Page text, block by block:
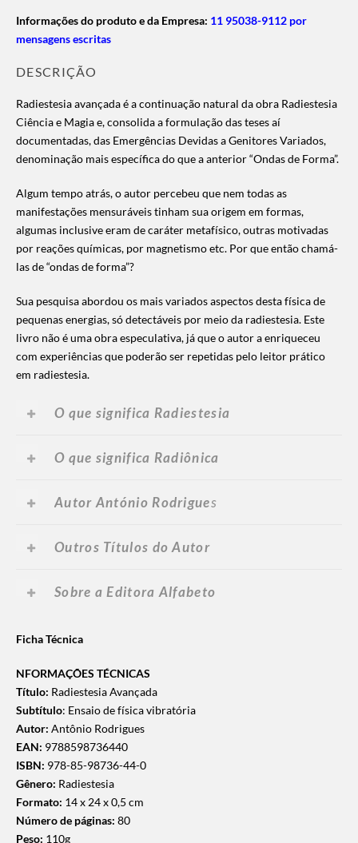
Informações do produto e da Empresa: 11 95038-9112 por
mensagens escritas
DESCRIÇÃO
Radiestesia avançada é a continuação natural da obra Radiestesia
Ciência e Magia e, consolida a formulação das teses aí
documentadas, das Emergências Devidas a Genitores Variados,
denominação mais específica do que a anterior “Ondas de Forma”.
Algum tempo atrás, o autor percebeu que nem todas as
manifestações mensuráveis tinham sua origem em formas,
algumas inclusive eram de caráter metafísico, outras motivadas
por reações químicas, por magnetismo etc. Por que então chamá-
las de “ondas de forma”?
Sua pesquisa abordou os mais variados aspectos desta física de
pequenas energias, só detectáveis por meio da radiestesia. Este
livro não é uma obra especulativa, já que o autor a enriqueceu
com experiências que poderão ser repetidas pelo leitor prático
em radiestesia.
O que significa Radiestesia
O que significa Radiônica
Autor António Rodrigues
Outros Títulos do Autor
Sobre a Editora Alfabeto
Ficha Técnica
NFORMAÇÕES TÉCNICAS
Título: Radiestesia Avançada
Subtítulo: Ensaio de física vibratória
Autor: Antônio Rodrigues
EAN: 9788598736440
ISBN: 978-85-98736-44-0
Gênero: Radiestesia
Formato: 14 x 24 x 0,5 cm
Número de páginas: 80
Peso: 110g